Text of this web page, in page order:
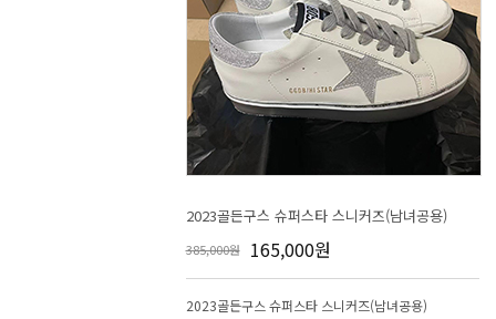
2023골든구스 슈퍼스타 스니커즈(남녀공용)
385,000원 165,000원
2023골든구스 슈퍼스타 스니커즈(남녀공용)